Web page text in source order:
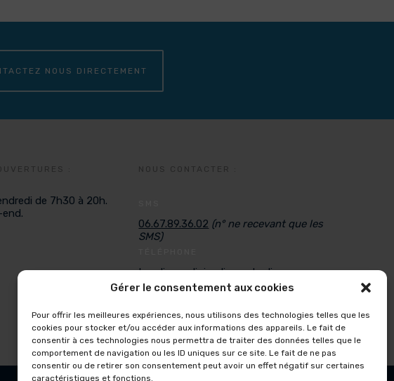
Gérer le consentement aux cookies
Pour offrir les meilleures expériences, nous utilisons des technologies telles que les
cookies pour stocker et/ou accéder aux informations des appareils. Le fait de
consentir à ces technologies nous permettra de traiter des données telles que le
comportement de navigation ou les ID uniques sur ce site. Le fait de ne pas
consentir ou de retirer son consentement peut avoir un effet négatif sur certaines
caractéristiques et fonctions.
NOUS DIRECTEMENT
:
de 7h30 à 20h.
end.
NOUS CONTACTER :
06.67.89.36.02 (n° ne recevant que les
SMS)
Lundi, mardi, jeudi, vendredi
De 9H à 12H et de 14 à 16H
aquakinecrolles@gmail.com